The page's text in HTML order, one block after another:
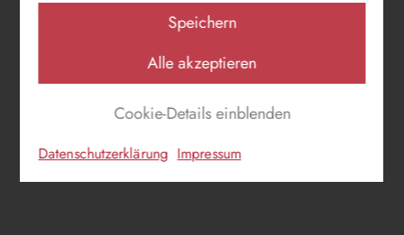
Speichern
Alle akzeptieren
Cookie-Details einblenden
Datenschutzerklärung Impressum